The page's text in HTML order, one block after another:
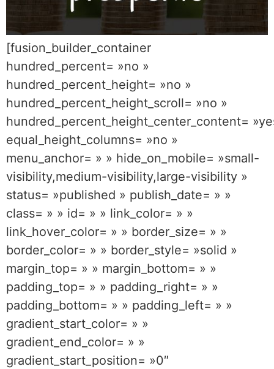
[fusion_builder_container
hundred_percent= »no »
hundred_percent_height= »no »
hundred_percent_height_scroll= »no »
hundred_percent_height_center_content=
equal_height_columns= »no »
menu_anchor= » » hide_on_mobile= »small-
visibility,medium-visibility,large-visibility »
status= »published » publish_date= » »
class= » » id= » » link_color= » »
link_hover_color= » » border_size= » »
border_color= » » border_style= »solid »
margin_top= » » margin_bottom= » »
padding_top= » » padding_right= » »
padding_bottom= » » padding_left= » »
gradient_start_color= » »
gradient_end_color= » »
gradient_start_position= »0″